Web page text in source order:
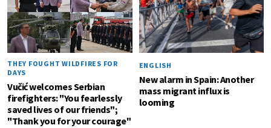
THEY FOUGHT WILDFIRES FOR
DAYS
Vučić welcomes Serbian
firefighters: "You fearlessly
saved lives of our friends";
"Thank you for your courage"
ENGLISH
New alarm in Spain: Another
mass migrant influx is
looming